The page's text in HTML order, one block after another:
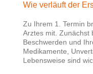
Wie verläuft der
Zu Ihrem 1. Termin
Arztes mit. Zunächst
Beschwerden und
Medikamente,
Lebensweise sind